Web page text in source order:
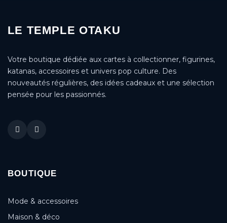
LE TEMPLE OTAKU
Votre boutique dédiée aux cartes à collectionner, figurines,
katanas, accessoires et univers pop culture. Des
nouveautés régulières, des idées cadeaux et une sélection
pensée pour les passionnés.
BOUTIQUE
Mode & accessoires
Maison & déco